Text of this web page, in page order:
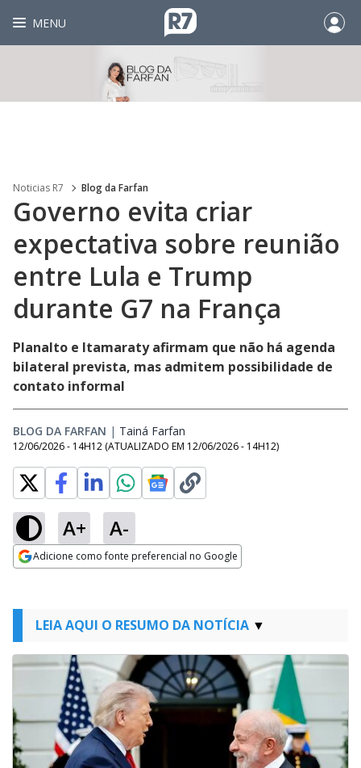
MENU
Noticias R7 Blog da Farfan
Governo evita criar
expectativa sobre reunião
entre Lula e Trump
durante G7 na França
Planalto e Itamaraty afirmam que não há agenda
bilateral prevista, mas admitem possibilidade de
contato informal
BLOG DA FARFAN | Tainá Farfan
12/06/2026 - 14H12 (ATUALIZADO EM 12/06/2026 - 14H12)
A+ A-
Adicione como fonte preferencial no Google
LEIA AQUI O RESUMO DA NOTÍCIA